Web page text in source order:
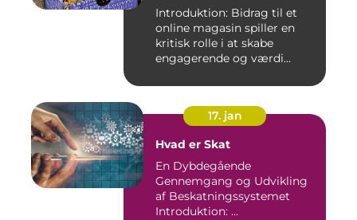
Introduktion: Bidrag til et
online magasin spiller en
kritisk rolle i at skabe
engagerende og værdi...
17. jan
Hvad er Skat
En Dybdegående
Gennemgang og Udvikling
af Beskatningssystemet
Introduktion: ...